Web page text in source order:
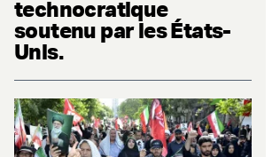
technocratique
soutenu par les États-
Unis.